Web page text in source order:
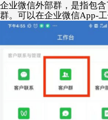
企业微信外部群 ，是指包
群。可以在企业微信App-